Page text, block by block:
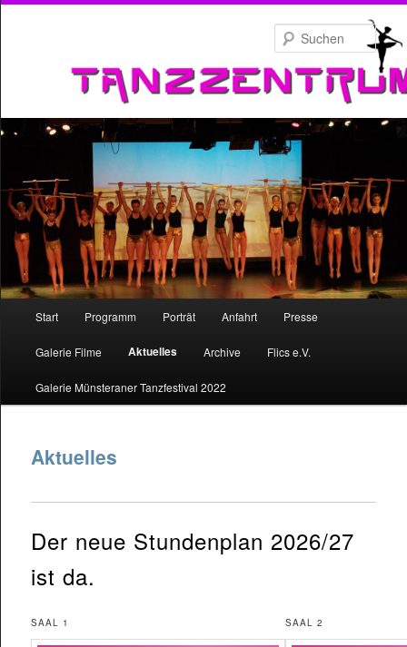
Zum
primären
Inhalt
Start Programm Porträt Anfahrt Presse
Galerie Filme Aktuelles Archive Flics e.V.
Galerie Münsteraner Tanzfestival 2022
Aktuelles
Der neue Stundenplan 2026/27
ist da.
SAAL 1 SAAL 2